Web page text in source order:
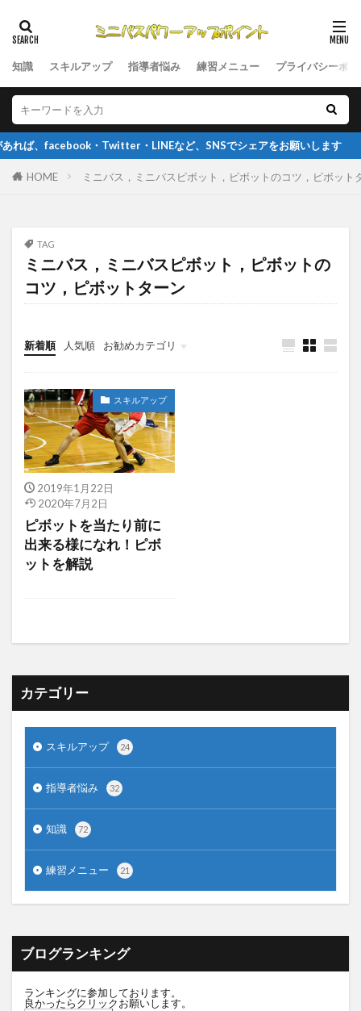
知識 スキルアップ 指導者悩み 練習メニュー プライバシーポ
、facebook・Twitter・LINEなど、SNSでシェアをお願いします
HOME ミニバス，ミニバスピボット，ピボットのコツ，ピボット
TAG
ミニバス，ミニバスピボット，ピボットの
コツ，ピボットターン
新着順 人気順 お勧めカテゴリ
指導者悩み
スキルアップ
2019年1月22日
2020年7月2日
ピボットを当たり前に
出来る様になれ！ピボ
ットを解説
カテゴリー
スキルアップ 24
指導者悩み 32
知識 72
練習メニュー 21
ブログランキング
ランキングに参加しております。
良かったらクリックお願いします。